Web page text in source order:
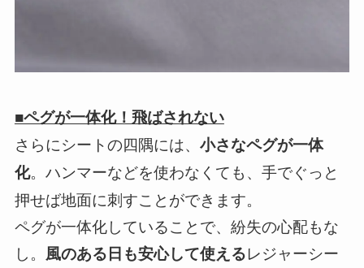
■ペグが一体化！飛ばされない
さらにシートの四隅には、 小さなペグが一体
化。ハンマーなどを使わなくても、手でぐっと
押せば地面に刺すことができます。
ペグが一体化していることで、紛失の心配もな
し。 風のある日も安心して使えるレジャーシー